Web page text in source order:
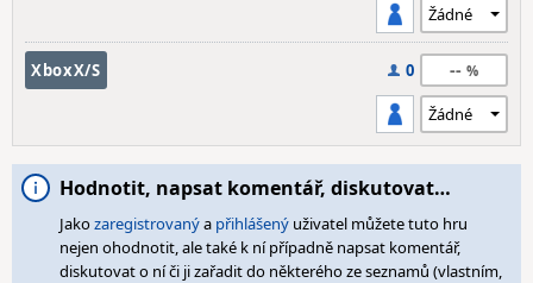
XboxX/S 0 --
Hodnotit, napsat komentář, diskutovat…
Jakozaregistrovanýa přihlášený uživatel můžete tuto hru
nejen ohodnotit, ale také k ní případně napsat komentář,
diskutovat o ní či ji zařadit do některého ze seznamů (vlastním,